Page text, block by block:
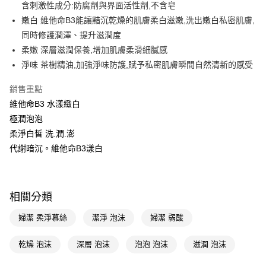
街口支付
悠遊付
Google Pay
【關於「AFTEE先享後付」】
AFTEE先享後付是「在收到商品之後才付款」的支付方式。 讓您購物簡單
便利好安心！
１．簡單：不需註冊會員、不需綁卡、不需儲值。
２．便利：只要手機號碼，簡訊認證，即可結帳。
１．於結帳方式選擇「AFTEE先享後付」後，將跳轉至「AFTEE先享後付」
２．訂單成立數日內，您將收到繳費通知簡訊。
ATM／網路銀行／等多元方式進行付款，方視為交易完成。
※ 請注意：結帳手續完成當下不需立刻繳費，但若您需要取消訂單，請聯絡
即享券
運送方式
每筆NT$65，滿NT$390(含以上)免運費
萊爾富取貨付款
含刺激性成分:防腐劑與界面活性劑,不含皂
嫩白 維他命B3能讓黯沉乾燥的肌膚柔白滋嫩,洗出嫩白私密肌膚,
同時修護潤澤、提升滋潤度
柔嫩 深層滋潤保養,增加肌膚柔滑細膩感
淨味 茶樹精油,加強淨味防護,賦予私密肌膚瞬間自然清新的感受
銷售重點
維他命B3 水漾緻白
極潤泡泡
柔淨白皙 洗.潤.澎
代謝暗沉。維他命B3漾白
相關分類
婦潔 柔淨慕絲 潔淨 泡沫 婦潔 弱酸
乾燥 泡沫 深層 泡沫 泡泡 泡沫 滋潤 泡沫